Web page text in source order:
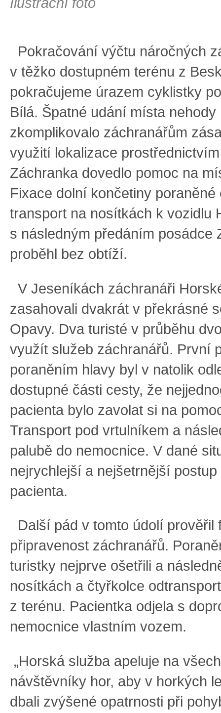
Pokračování výčtu náročných
v těžko dostupném terénu z
pokračujeme úrazem cyklistky
Bílá. Špatné udání místa nehody
zkomplikovalo záchranářům
využití lokalizace
Záchranka dovedlo pomoc na
Fixace dolní končetiny poraněné
transport na nosítkách k vozidlu
s následným předáním posádce
proběhl bez obtíží.
V Jeseníkách záchranáři
zasahovali dvakrát v překrásné
Opavy. Dva turisté v průběhu
využít služeb záchranářů. První
poraněním hlavy byl v natolik
dostupné části cesty, že
pacienta bylo zavolat si na
Transport pod vrtulníkem a
palubě do nemocnice. V dané
nejrychlejší a nejšetrnější postup
pacienta.
Další pád v tomto údolí prověřil
připravenost záchranářů.
turistky nejprve ošetřili a
nosítkách a čtyřkolce
z terénu. Pacientka odjela s
nemocnice vlastním vozem.
„Horská služba apeluje na
návštěvníky hor, aby v horkých
dbali zvýšené opatrnosti při